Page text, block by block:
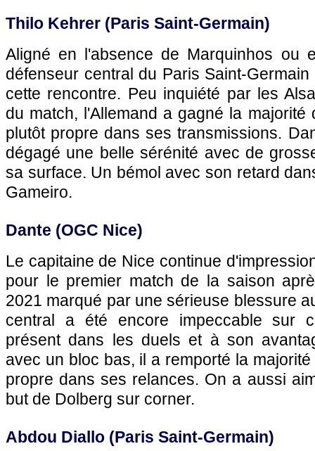
Thilo Kehrer (Paris Saint-Germain)
Aligné en l'absence de Marquinhos ou
défenseur central du Paris Saint-
cette rencontre. Peu inquiété par les
du match, l'Allemand a gagné la
plutôt propre dans ses transmissions.
dégagé une belle sérénité avec de
sa surface. Un bémol avec son retard
Gameiro.
Dante (OGC Nice)
Le capitaine de Nice continue
pour le premier match de la saison
2021 marqué par une sérieuse blessure
central a été encore impeccable sur
présent dans les duels et à son
avec un bloc bas, il a remporté la
propre dans ses relances. On a aussi
but de Dolberg sur corner.
Abdou Diallo (Paris Saint-Germain)